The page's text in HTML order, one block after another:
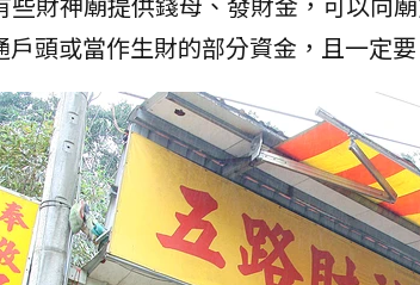
戶頭或當作生財的部分資金，且一定